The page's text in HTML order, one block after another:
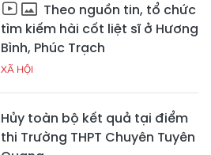
Theo nguồn tin, tổ chức
tìm kiếm hài cốt liệt sĩ ở Hương
Bình, Phúc Trạch
XÃ HỘI
Hủy toàn bộ kết quả tại điểm
thi Trường THPT Chuyên Tuyên